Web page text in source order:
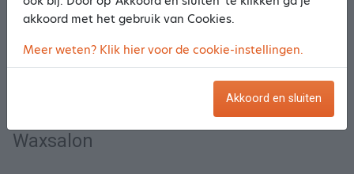
Toon meer/minder
Barbershop
€ 25,00 Selecteer
Waxsalon
akkoord met het gebruik van Cookies.
Meer weten? Klik hier voor de cookie-instellingen.
Akkoord en sluiten